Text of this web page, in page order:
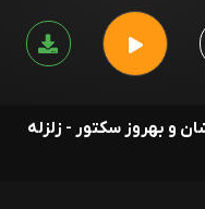
و بهروز سکتور - زلزله